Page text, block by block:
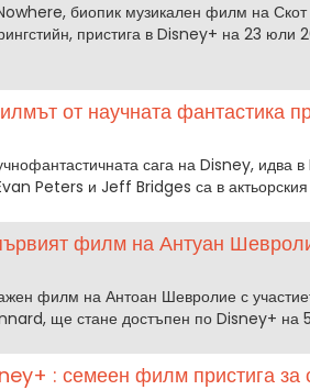
биопик музикален филм на
пристига в Disney+ на 23 юли
от научната фантастика
сага на Disney, идва
Peters и Jeff Bridges са в актьорския
филм на Антуан
филм на Антоан Шевролие с
ще стане достъпен по Disney+ на
: семеен филм пристига за